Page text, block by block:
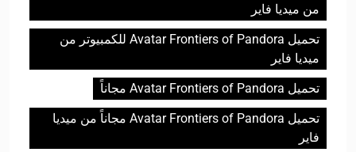
من ميديا فاير
تحميل Avatar Frontiers of Pandora للكمبيوتر من
ميديا فاير
تحميل Avatar Frontiers of Pandora مجاناً
تحميل Avatar Frontiers of Pandora مجاناً من ميديا
فاير